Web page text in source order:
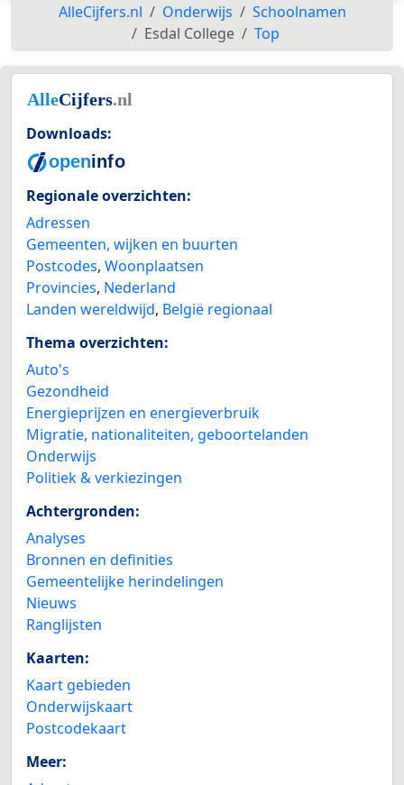
AlleCijfers.nl Onderwijs
Schoolnamen
Esdal College
Top
Downloads:
Regionale overzichten:
Adressen
Gemeenten, wijken en buurten
Postcodes, Woonplaatsen
Provincies, Nederland
Landen wereldwijd, België regionaal
Thema overzichten:
Auto's
Gezondheid
Energieprijzen en energieverbruik
Migratie, nationaliteiten, geboortelanden
Onderwijs
Politiek & verkiezingen
Achtergronden:
Analyses
Bronnen en definities
Gemeentelijke herindelingen
Nieuws
Ranglijsten
Kaarten:
Kaart gebieden
Onderwijskaart
Postcodekaart
Meer: